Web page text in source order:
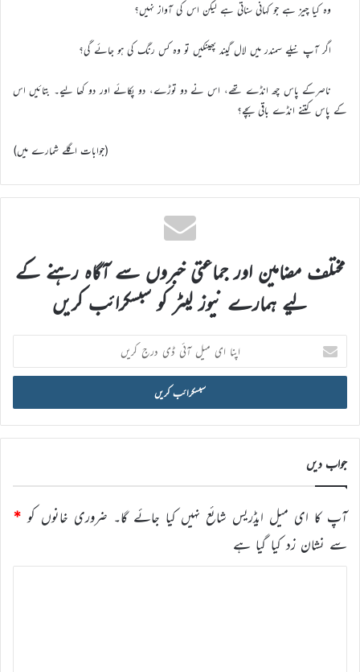
وہ کیا چیز ہے جو کہانی سناتی ہے لیکن اس کی آواز نہیں؟
اگر آپ نیلے سمندر میں لال گیند پھینکیں تو وہ کس رنگ کی ہو جائے گی؟
ناصرکے پاس چھ انڈے تھے، اس نے دو توڑے، دو پکائے اور دو کھا لیے۔ بتائیں اس
کے پاس کتنے انڈے باقی بچے؟
(جوابات اگلے شمارے میں)
مختلف مضامین اور جماعتی خبروں سے آگاہ رہنے کے
لیے ہمارے نیوز لیٹر کو سبسکرائب کریں
اپنا
ای
میل
ڈی
درج
کریں
جواب دیں
آپ کا ای میل ایڈریس شائع نہیں کیا جائے گا۔ ضروری خانوں کو *
سے نشان زد کیا گیا ہے